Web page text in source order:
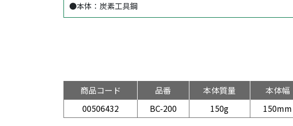
●本体：炭素工具鋼
商品コード 品番 本体質量 本体幅
00506432
BC-200 150g 150mm